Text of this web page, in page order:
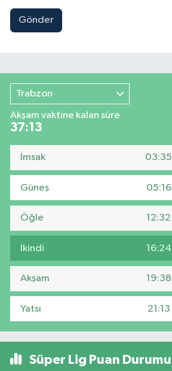
Gönder
Trabzon
Akşam vaktine kalan süre
37:13
İmsak 03:35
Güneş 05:16
Öğle 12:32
İkindi 16:24
Akşam 19:38
Yatsı 21:13
Süper Lig Puan Durumu